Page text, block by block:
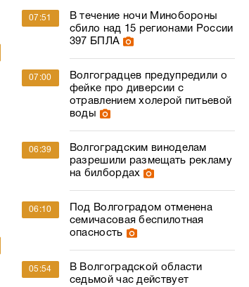
07:51
В течение ночи Минобороны
сбило над 15 регионами России
397 БПЛА
07:00
Волгоградцев предупредили о
фейке про диверсии с
отравлением холерой питьевой
воды
06:39
Волгоградским виноделам
разрешили размещать рекламу
на билбордах
06:10
Под Волгоградом отменена
семичасовая беспилотная
опасность
05:54
В Волгоградской области
седьмой час действует